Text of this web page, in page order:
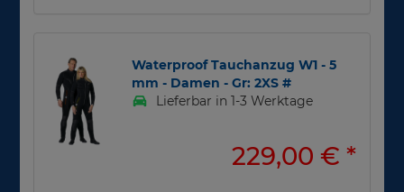
Waterproof Tauchanzug W1 - 5
mm - Damen - Gr: 2XS #
Lieferbar in 1-3 Werktage
229,00 € *